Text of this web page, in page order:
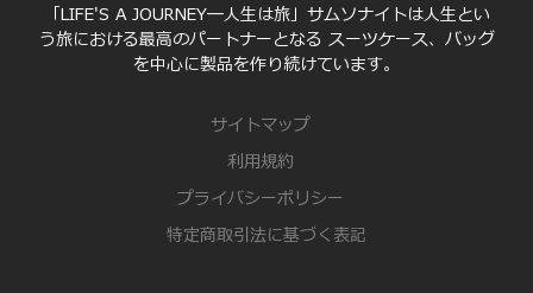
「LIFE'S A JOURNEY―人生は旅」サムソナイトは人生とい
う旅における最高のパートナーとなる スーツケース、バッグ
を中心に製品を作り続けています。
サイトマップ
利用規約
プライバシーポリシー
特定商取引法に基づく表記